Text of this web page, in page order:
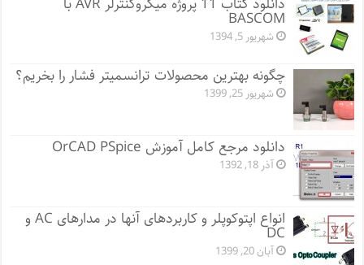
BASCOM
شهریور 5, 1394
چگونه بهترین محصولات ترانسمیتر فشار را بخریم؟
شهریور 25, 1399
دانلود مرجع کامل آموزش OrCAD PSpice
آذر 18, 1392
انواع اپتوکوپلر و کاربردهای آنها در مدارهای AC و
DC
آبان 20, 1399